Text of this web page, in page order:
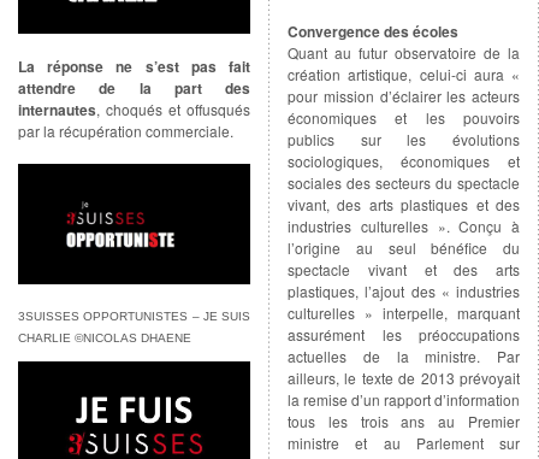
Convergence des écoles
Quant au futur observatoire de la
création artistique, celui-ci aura «
pour mission d’éclairer les acteurs
économiques et les pouvoirs
publics sur les évolutions
sociologiques, économiques et
sociales des secteurs du spectacle
vivant, des arts plastiques et des
industries culturelles ». Conçu à
l’origine au seul bénéfice du
spectacle vivant et des arts
plastiques, l’ajout des « industries
culturelles » interpelle, marquant
assurément les préoccupations
actuelles de la ministre. Par
ailleurs, le texte de 2013 prévoyait
la remise d’un rapport d’information
tous les trois ans au Premier
ministre et au Parlement sur
La réponse ne s’est pas fait
attendre de la part des
internautes, choqués et offusqués
par la récupération commerciale.
3SUISSES OPPORTUNISTES – JE SUIS
CHARLIE ©NICOLAS DHAENE